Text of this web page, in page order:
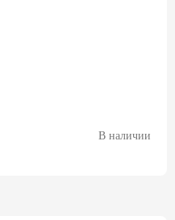
В наличии